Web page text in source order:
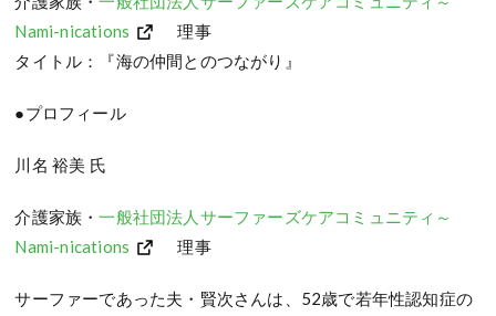
Nami-nications
理事
タイトル：『海の仲間とのつながり』
●プロフィール
川名 裕美 氏
介護家族・一般社団法人サーファーズケアコミュニティ～
Nami-nications
理事
サーファーであった夫・賢次さんは、52歳で若年性認知症の